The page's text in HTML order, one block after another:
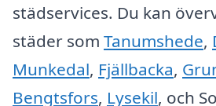
städservices. Du kan
städer som Tanumshede,
Munkedal, Fjällbacka,
Bengtsfors, Lysekil, och